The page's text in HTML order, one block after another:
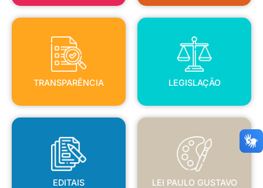
TRANSPARÊNCIA
TRANSPARÊNCIA
LEGISLAÇÃO
LEGISLAÇÃO
EDITAIS
EDITAIS
LEI PAULO GUSTAVO
LEI PAULO GUSTAVO